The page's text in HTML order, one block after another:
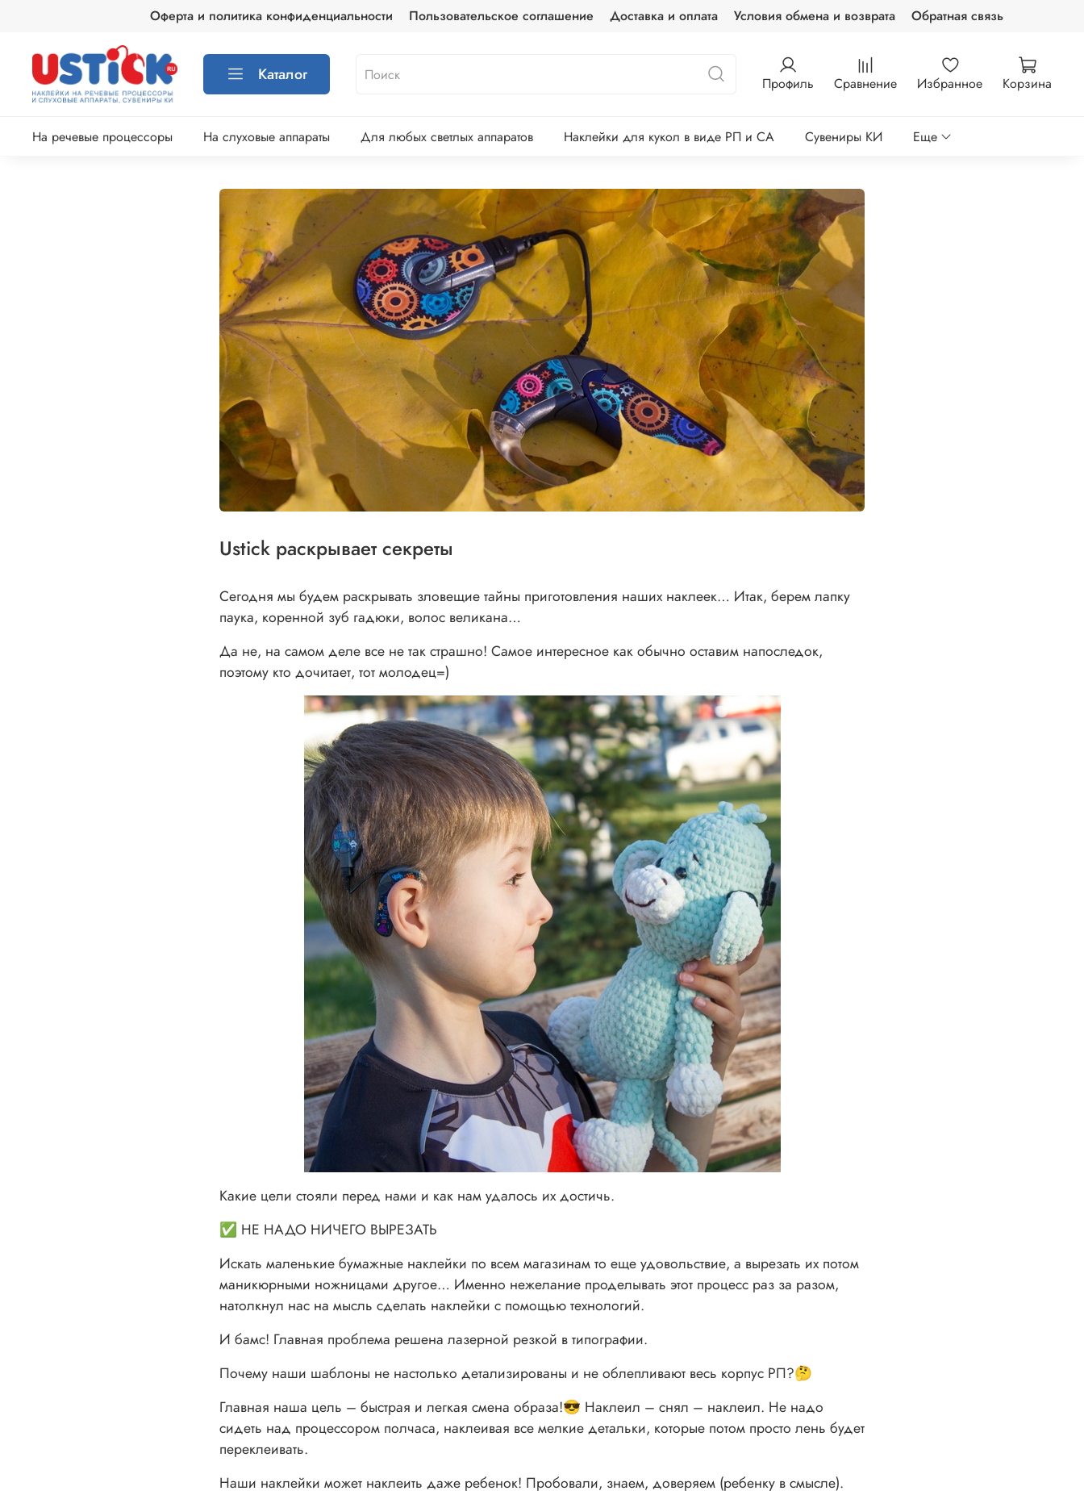
Оферта и политика конфиденциальности Пользовательское соглашение Доставка и оплата Условия обмена и возврата Обратная связь
Каталог Профиль Сравнение Избранное Корзина
На речевые процессоры На слуховые аппараты Для любых светлых аппаратов Наклейки для кукол в виде РП и СА Сувениры КИ Еще
Ustick раскрывает секреты
Сегодня мы будем раскрывать зловещие тайны приготовления наших наклеек… Итак, берем лапку
паука, коренной зуб гадюки, волос великана…
Да не, на самом деле все не так страшно! Самое интересное как обычно оставим напоследок,
поэтому кто дочитает, тот молодец=)
Какие цели стояли перед нами и как нам удалось их достичь.
✅ НЕ НАДО НИЧЕГО ВЫРЕЗАТЬ
Искать маленькие бумажные наклейки по всем магазинам то еще удовольствие, а вырезать их потом
маникюрными ножницами другое… Именно нежелание проделывать этот процесс раз за разом,
натолкнул нас на мысль сделать наклейки с помощью технологий.
И бамс! Главная проблема решена лазерной резкой в типографии.
Почему наши шаблоны не настолько детализированы и не облепливают весь корпус РП?🤔
Главная наша цель – быстрая и легкая смена образа!😎 Наклеил – снял – наклеил. Не надо
сидеть над процессором полчаса, наклеивая все мелкие детальки, которые потом просто лень будет
переклеивать.
Наши наклейки может наклеить даже ребенок! Пробовали, знаем, доверяем (ребенку в смысле).